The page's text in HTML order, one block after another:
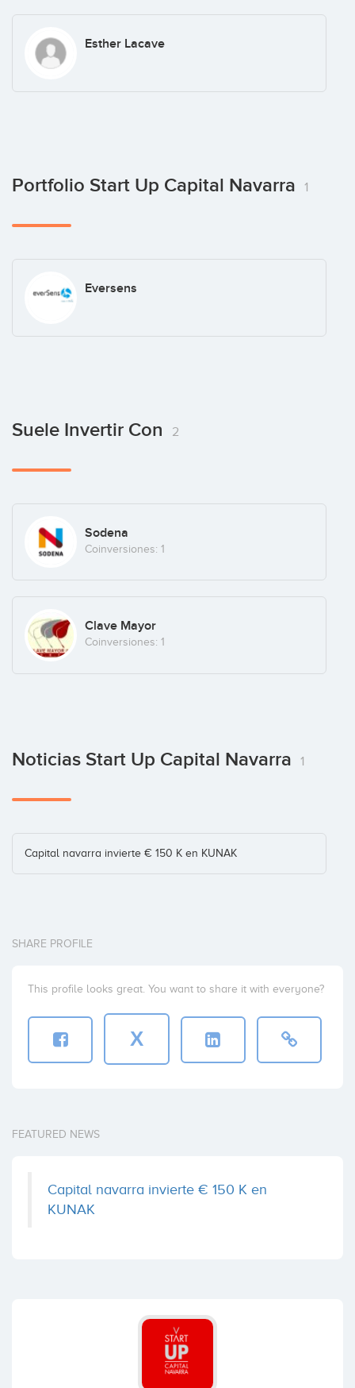
Esther Lacave
Portfolio Start Up Capital Navarra 1
Eversens
Suele Invertir Con 2
Sodena
Coinversiones: 1
Clave Mayor
Coinversiones: 1
Noticias Start Up Capital Navarra 1
Capital navarra invierte € 150 K en KUNAK
SHARE PROFILE
This profile looks great. You want to share it with everyone?
X
FEATURED NEWS
Capital navarra invierte € 150 K en
KUNAK